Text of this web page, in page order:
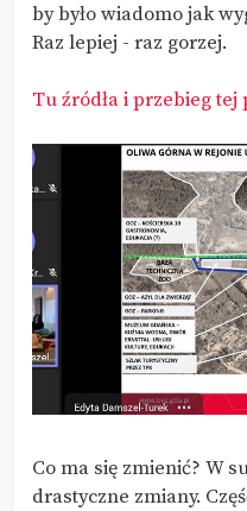
by było wiadomo jak
Raz lepiej - raz gorzej.
Tu źródła i przebieg tej
Co ma się zmienić? W
drastyczne zmiany.